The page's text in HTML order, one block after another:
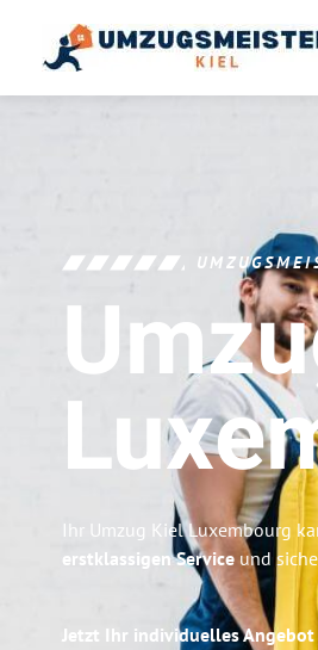
Ihr Umzug Kiel Luxembourg
erstklassigen Service und
Jetzt Ihr individuelles